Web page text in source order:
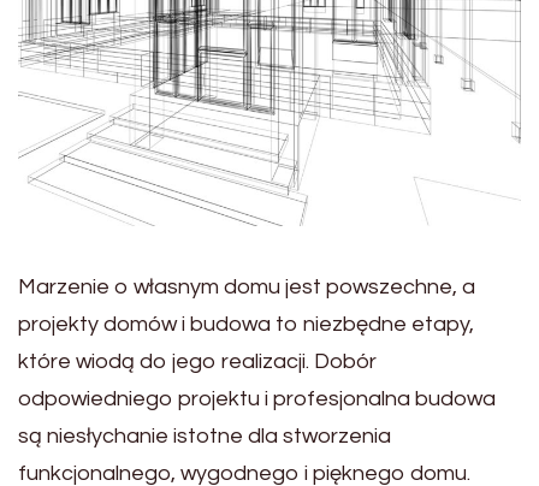
Marzenie o własnym domu jest powszechne, a
projekty domów i budowa to niezbędne etapy,
które wiodą do jego realizacji. Dobór
odpowiedniego projektu i profesjonalna budowa
są niesłychanie istotne dla stworzenia
funkcjonalnego, wygodnego i pięknego domu.